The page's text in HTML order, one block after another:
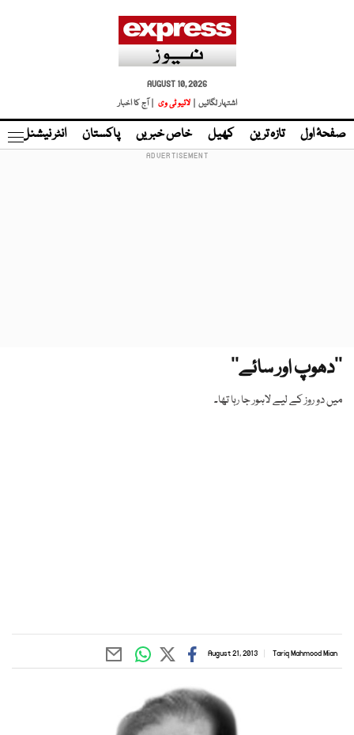
AUGUST 10, 2026
اشتہار لگائیں |
لائیو ٹی وی | آج کا اخبار
صفحۂ اول تازہ ترین کھیل خاص خبریں پاکستان انٹر نیشنل
’’دھوپ اور سائے‘‘
میں دو روز کے لیے لاہور جا رہا تھا۔
Tariq Mahmood Mian
August 21, 2013